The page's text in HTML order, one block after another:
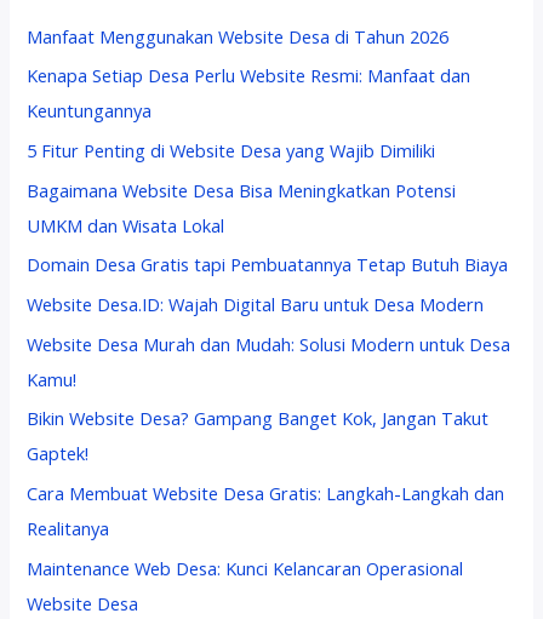
Manfaat Menggunakan Website Desa di Tahun 2026
Kenapa Setiap Desa Perlu Website Resmi: Manfaat dan
Keuntungannya
5 Fitur Penting di Website Desa yang Wajib Dimiliki
Bagaimana Website Desa Bisa Meningkatkan Potensi
UMKM dan Wisata Lokal
Domain Desa Gratis tapi Pembuatannya Tetap Butuh Biaya
Website Desa.ID: Wajah Digital Baru untuk Desa Modern
Website Desa Murah dan Mudah: Solusi Modern untuk Desa
Kamu!
Bikin Website Desa? Gampang Banget Kok, Jangan Takut
Gaptek!
Cara Membuat Website Desa Gratis: Langkah-Langkah dan
Realitanya
Maintenance Web Desa: Kunci Kelancaran Operasional
Website Desa